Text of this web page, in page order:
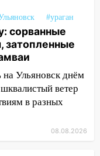
дело
летнего
19 июля
прогулки с
#ураган
сорванные
затопленные
Ульяновск днём
ветер
в разных
08.08.2026